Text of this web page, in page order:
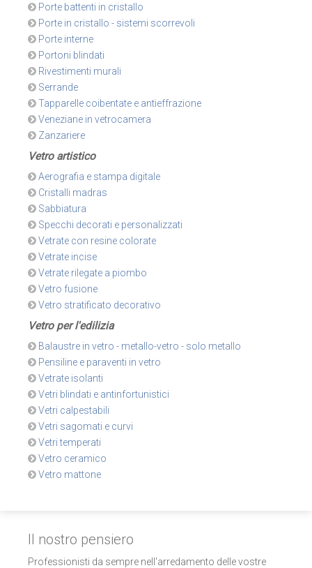
Porte battenti in cristallo
Porte in cristallo - sistemi scorrevoli
Porte interne
Portoni blindati
Rivestimenti murali
Serrande
Tapparelle coibentate e antieffrazione
Veneziane in vetrocamera
Zanzariere
Vetro artistico
Aerografia e stampa digitale
Cristalli madras
Sabbiatura
Specchi decorati e personalizzati
Vetrate con resine colorate
Vetrate incise
Vetrate rilegate a piombo
Vetro fusione
Vetro stratificato decorativo
Vetro per l'edilizia
Balaustre in vetro - metallo-vetro - solo metallo
Pensiline e paraventi in vetro
Vetrate isolanti
Vetri blindati e antinfortunistici
Vetri calpestabili
Vetri sagomati e curvi
Vetri temperati
Vetro ceramico
Vetro mattone
Il nostro pensiero
Professionisti da sempre nell'arredamento delle vostre